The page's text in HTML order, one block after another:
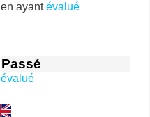
en ayantévalué
Passé
évalué